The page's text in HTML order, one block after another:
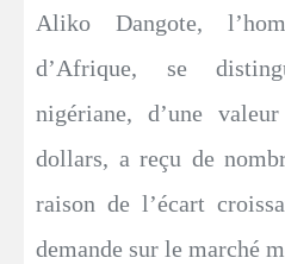
Aliko Dangote,
d’Afrique, se
nigériane, d’une
dollars, a reçu de
raison de l’écart
demande sur le marché